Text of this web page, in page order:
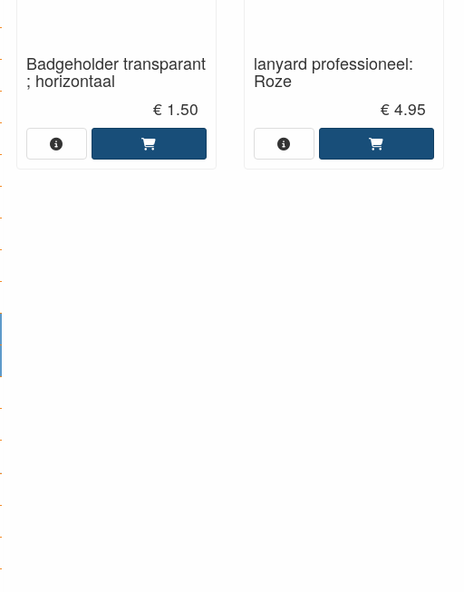
Badgeholder transparant
; horizontaal
€ 1.50
lanyard professioneel:
Roze
€ 4.95